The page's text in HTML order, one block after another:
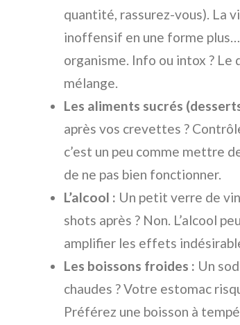
quantité, rassurez-vous). La
inoffensif en une forme
organisme. Info ou intox ? Le
mélange.
Les aliments sucrés
après vos crevettes ?
c’est un peu comme mettre
de ne pas bien fonctionner.
L’alcool : Un petit verre de
shots après ? Non. L’alcool
amplifier les effets
Les boissons froides : Un
chaudes ? Votre estomac
Préférez une boisson à